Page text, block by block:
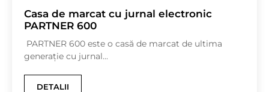
Casa de marcat cu jurnal electronic
PARTNER 600
PARTNER 600 este o casă de marcat de ultima
generație cu jurnal...
DETALII